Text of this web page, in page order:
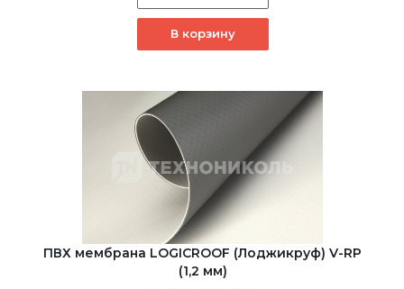
В корзину
ПВХ мембрана LOGICROOF (Лоджикруф) V-RP
(1,2 мм)